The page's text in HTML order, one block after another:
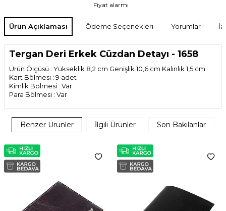
Fiyat alarmı
Ürün Açıklaması Ödeme Seçenekleri Yorumlar
Tergan Deri Erkek Cüzdan Detayı - 1658
Ürün Ölçüsü : Yükseklik 8,2 cm Genişlik10,6 cm Kalınlık 1,5 cm
Kart Bölmesi : 9 adet
Kimlik Bölmesi : Var
Para Bölmesi : Var
Benzer Ürünler İlgili Ürünler Son Bakılanlar